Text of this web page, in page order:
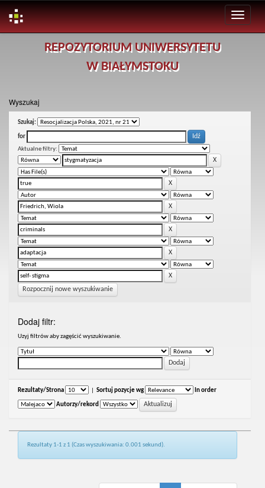
REPOZYTORIUM UNIWERSYTETU
W BIAŁYMSTOKU
Wyszukaj
Szukaj:
for
Aktualne filtry:
Rozpocznij nowe wyszukiwanie
Dodaj filtr:
Uzyj filtrów aby zagęścić wyszukiwanie.
Rezultaty/Strona Sortuj pozycje wg In order
Autorzy/rekord
Rezultaty 1-1 z 1 (Czas wyszukiwania: 0.001 sekund).